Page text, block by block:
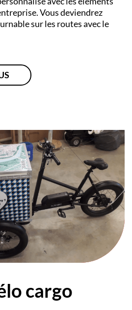
Vous deviendrez
sur les routes avec le
cargo